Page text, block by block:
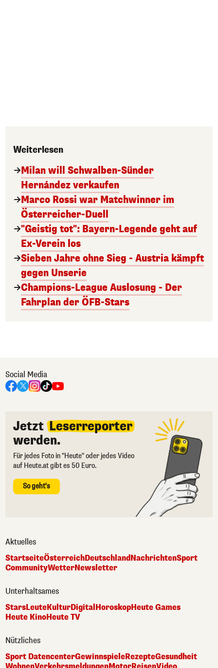
Weiterlesen
Milan will Schwalben-Sünder
Hernández verkaufen
Marco Rossi war Matchwinner im
Österreicher-Duell
"Geistig tot": Bayern-Legende geht auf
Ex-Verein los
Sieben Jahre ohne Sieg - Austria kämpft
gegen Unserie
Champions-League Auslosung - Der
Fahrplan der ÖFB-Stars
Social Media
Jetzt Leserreporter
werden.
Für jedes Foto in "Heute" oder jedes Video
auf Heute.at gibt es 50 Euro.
So geht's
Aktuelles
StartseiteÖsterreichDeutschlandNachrichtenSport
CommunityWetterNewsletter
Unterhaltsames
StarsLeuteKulturDigital HoroskopHeute Games
Heute KinoHeute TV
Nützliches
Sport DatencenterGewinnspieleRezepteGesundheit